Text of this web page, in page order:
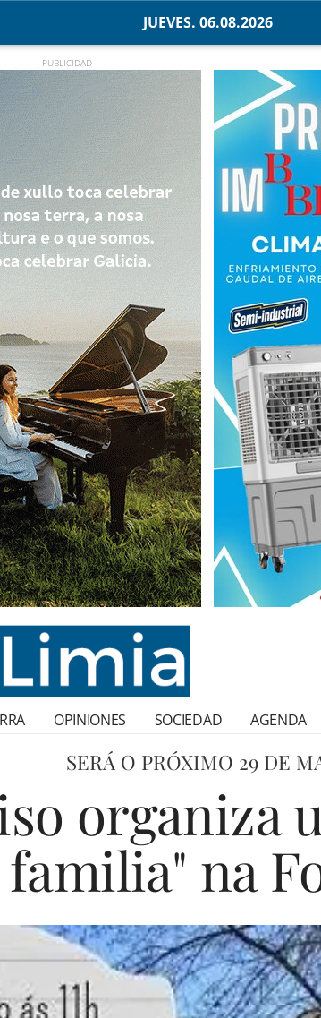
JUEVES. 06.08.2026
OPINIONES SOCIEDAD AGENDA
SERÁ O PRÓXIMO 29 DE
organiza
familia" na